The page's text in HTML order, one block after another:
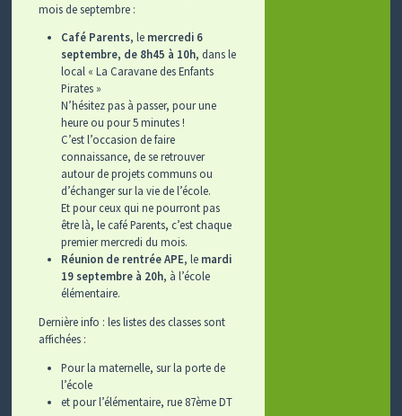
mois de septembre :
Café Parents, le mercredi 6
septembre, de 8h45 à 10h, dans le
local « La Caravane des Enfants
Pirates »
N’hésitez pas à passer, pour une
heure ou pour 5 minutes !
C’est l’occasion de faire
connaissance, de se retrouver
autour de projets communs ou
d’échanger sur la vie de l’école.
Et pour ceux qui ne pourront pas
être là, le café Parents, c’est chaque
premier mercredi du mois.
Réunion de rentrée APE, le mardi
19 septembre à 20h, à l’école
élémentaire.
Dernière info : les listes des classes sont
affichées :
Pour la maternelle, sur la porte de
l’école
et pour l’élémentaire, rue 87ème DT